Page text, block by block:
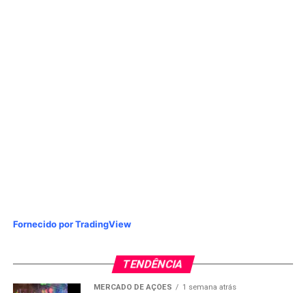
Fornecido por TradingView
TENDÊNCIA
MERCADO DE AÇÕES 1 semana atrás